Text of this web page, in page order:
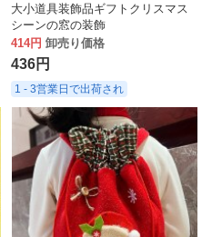
大小道具装飾品ギフトクリスマス
シーンの窓の装飾
414円 卸売り価格
436円
1 - 3営業日で出荷され